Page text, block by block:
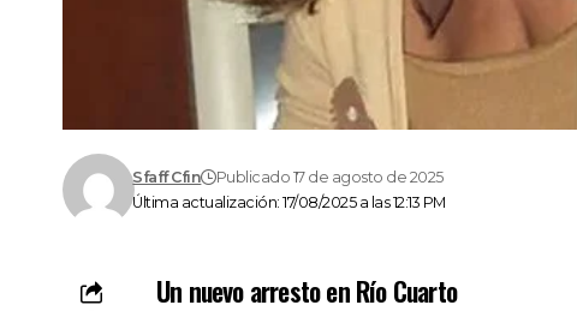
Última actualización: 17/08/2025 a las 12:13 PM
Sfaff Cfin Publicado 17 de agosto de 2025
Un nuevo arresto en Río Cuarto